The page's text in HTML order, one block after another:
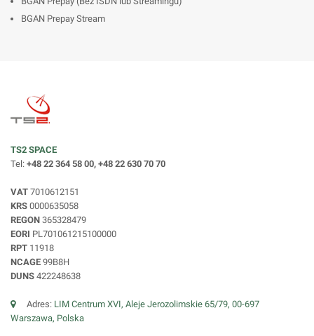
BGAN Prepay Stream
TS2 SPACE
Tel: +48 22 364 58 00, +48 22 630 70 70
VAT 7010612151
KRS 0000635058
REGON 365328479
EORI PL701061215100000
RPT 11918
NCAGE 99B8H
DUNS 422248638
Adres: LIM Centrum XVI, Aleje Jerozolimskie 65/79, 00-697
Warszawa, Polska